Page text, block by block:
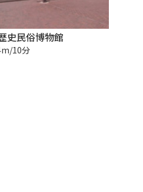
史民俗博物館
10分